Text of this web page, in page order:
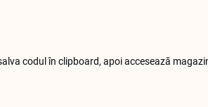
codul în clipboard, apoi accesează